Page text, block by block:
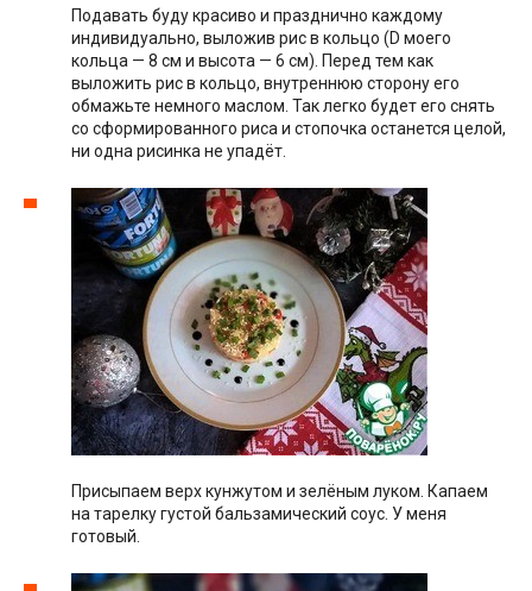
Подавать буду красиво и празднично каждому
индивидуально, выложив рис в кольцо (D моего
кольца — 8 см и высота — 6 см). Перед тем как
выложить рис в кольцо, внутреннюю сторону его
обмажьте немного маслом. Так легко будет его снять
со сформированного риса и стопочка останется целой,
ни одна рисинка не упадёт.
Присыпаем верх кунжутом и зелёным луком. Капаем
на тарелку густой бальзамический соус. У меня
готовый.